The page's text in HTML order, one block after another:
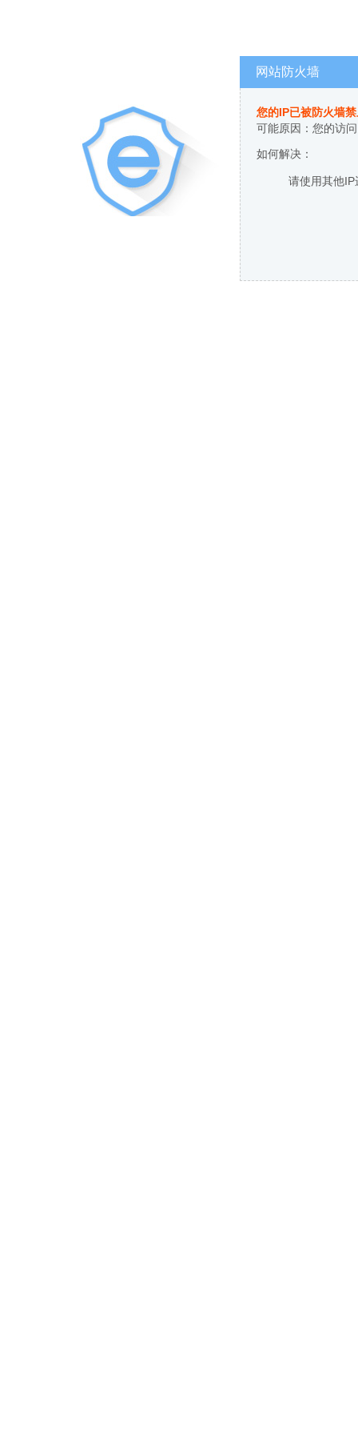
网站防火墙
您的IP已被防火墙
可能原因：您的访
如何解决：
请使用其他